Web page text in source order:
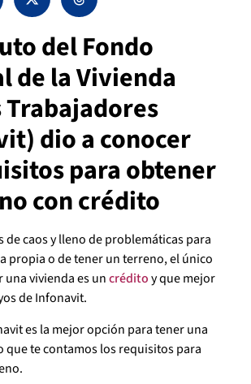
del Fondo
de la Vivienda
Trabajadores
dio a conocer
para obtener
con crédito
de caos y lleno de problemáticas para
propia o de tener un terreno, el único
vivienda es uncréditoy que mejor
de Infonavit.
es la mejor opción para tener una
que te contamos los requisitos para